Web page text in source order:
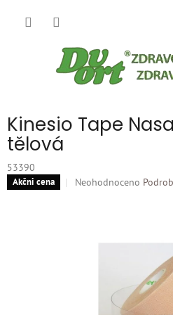
Kinesio Tape
tělová
53390
Akčni cena
Průměrné
Neohodnoceno